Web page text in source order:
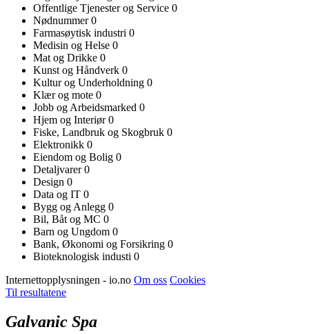
Offentlige Tjenester og Service 0
Nødnummer0
Farmasøytisk industri 0
Medisin og Helse 0
Mat og Drikke 0
Kunst og Håndverk 0
Kultur og Underholdning 0
Klær og mote 0
Jobb og Arbeidsmarked 0
Hjem og Interiør0
Fiske, Landbruk og Skogbruk 0
Elektronikk 0
Eiendom og Bolig 0
Detaljvarer0
Design 0
Data og IT 0
Bygg og Anlegg 0
Bil, Båt og MC 0
Barn og Ungdom 0
Bank, Økonomi og Forsikring 0
Bioteknologisk industi 0
Internettopplysningen - io.no Om oss Cookies
Til resultatene
Galvanic Spa